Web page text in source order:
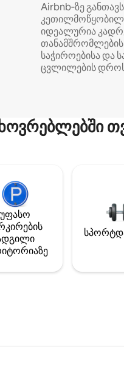
Airbnb‑ზე
იდეალურია
თანამშრომლების
საჭიროებისა და
ცვლილების
უფასო